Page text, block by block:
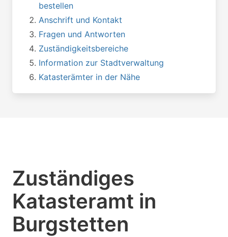
bestellen
Anschrift und Kontakt
Fragen und Antworten
Zuständigkeitsbereiche
Information zur Stadtverwaltung
Katasterämter in der Nähe
Zuständiges
Katasteramt in
Burgstetten